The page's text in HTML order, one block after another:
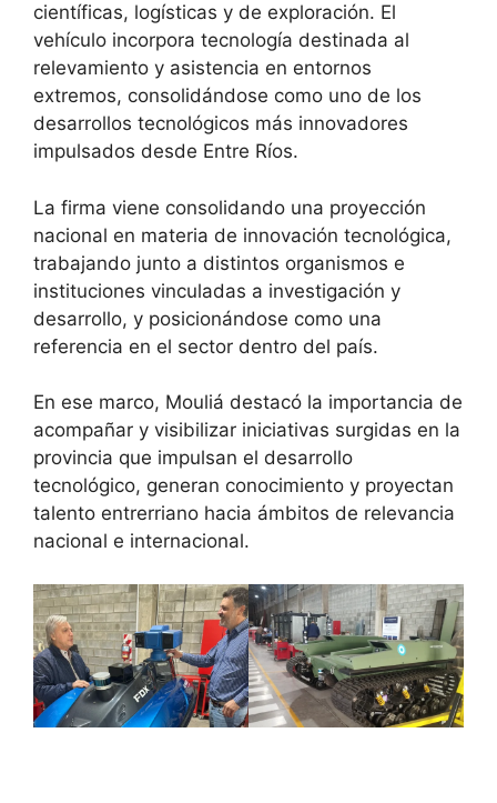
científicas, logísticas y de exploración. El
vehículo incorpora tecnología destinada al
relevamiento y asistencia en entornos
extremos, consolidándose como uno de los
desarrollos tecnológicos más innovadores
impulsados desde Entre Ríos.
La firma viene consolidando una proyección
nacional en materia de innovación tecnológica,
trabajando junto a distintos organismos e
instituciones vinculadas a investigación y
desarrollo, y posicionándose como una
referencia en el sector dentro del país.
En ese marco, Mouliá destacó la importancia de
acompañar y visibilizar iniciativas surgidas en la
provincia que impulsan el desarrollo
tecnológico, generan conocimiento y proyectan
talento entrerriano hacia ámbitos de relevancia
nacional e internacional.